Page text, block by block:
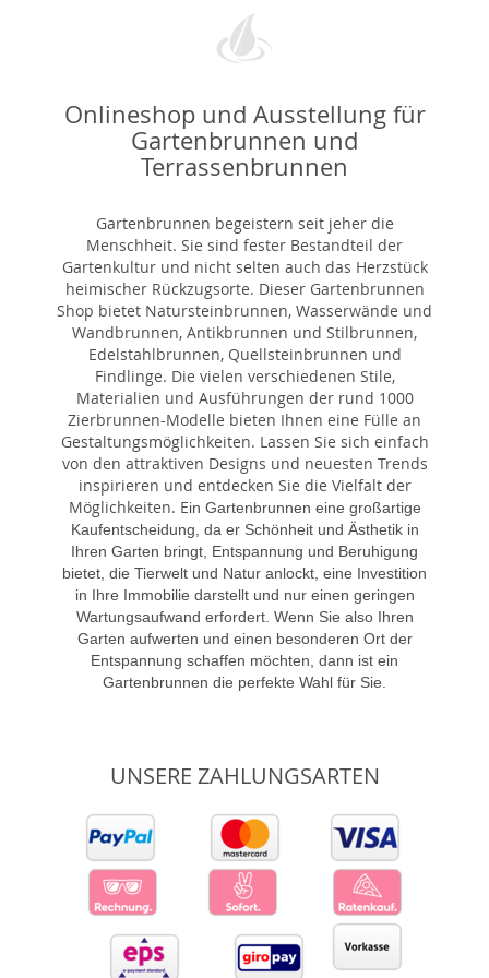
Onlineshop und Ausstellung für
Gartenbrunnen und
Terrassenbrunnen
Gartenbrunnen begeistern seit jeher die
Menschheit. Sie sind fester Bestandteil der
Gartenkultur und nicht selten auch das Herzstück
heimischer Rückzugsorte. Dieser Gartenbrunnen
Shop bietet Natursteinbrunnen, Wasserwände und
Wandbrunnen, Antikbrunnen und Stilbrunnen,
Edelstahlbrunnen, Quellsteinbrunnen und
Findlinge. Die vielen verschiedenen Stile,
Materialien und Ausführungen der rund 1000
Zierbrunnen-Modelle bieten Ihnen eine Fülle an
Gestaltungsmöglichkeiten. Lassen Sie sich einfach
von den attraktiven Designs und neuesten Trends
inspirieren und entdecken Sie die Vielfalt der
Möglichkeiten. Ein Gartenbrunnen eine großartige
Kaufentscheidung, da er Schönheit und Ästhetik in
Ihren Garten bringt, Entspannung und Beruhigung
bietet, die Tierwelt und Natur anlockt, eine Investition
in Ihre Immobilie darstellt und nur einen geringen
Wartungsaufwand erfordert. Wenn Sie also Ihren
Garten aufwerten und einen besonderen Ort der
Entspannung schaffen möchten, dann ist ein
Gartenbrunnen die perfekte Wahl für Sie.
UNSERE ZAHLUNGSARTEN